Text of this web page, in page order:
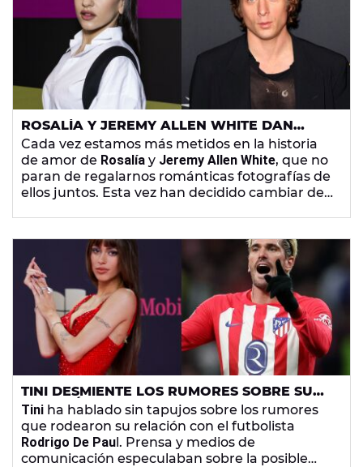
ROSALÍA Y JEREMY ALLEN WHITE DAN
RIENDA SUELTA A SU AMOR EN PLENA
NATURALEZA
Cada vez estamos más metidos en la historia
de amor de Rosalía y Jeremy Allen White, que no
paran de regalarnos románticas fotografías de
ellos juntos. Esta vez han decidido cambiar de
TINI DESMIENTE LOS RUMORES SOBRE SU
RELACIÓN CON RODRI DE PAUL MESES
DESPUÉS DE SU RUPTURA: "YO NO ROMPÍ
NINGUNA FAMILIA"
Tini ha hablado sin tapujos sobre los rumores
que rodearon su relación con el futbolista
Rodrigo De Paul. Prensa y medios de
comunicación especulaban sobre la posible